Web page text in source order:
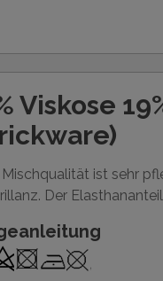
Viskose
Mischqualität ist sehr
Der